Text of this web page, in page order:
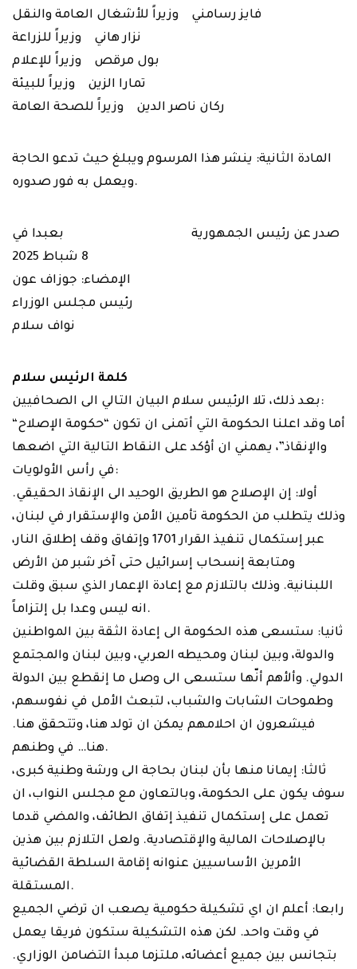
فايز رسامني وزيراً للأشغال العامة والنقل
نزار هاني وزيراً للزراعة
بول مرقص وزيراً للإعلام
تمارا الزين وزيراً للبيئة
ركان ناصر الدين وزيراً للصحة العامة
المادة الثانية: ينشر هذا المرسوم ويبلغ حيث تدعو الحاجة
ويعمل به فور صدوره.
صدر عن رئيس الجمهورية بعبدا في
8 شباط 2025
الإمضاء: جوزاف عون
رئيس مجلس الوزراء
نواف سلام
كلمة الرئيس سلام
بعد ذلك، تلا الرئيس سلام البيان التالي الى الصحافيين:
“أما وقد اعلنا الحكومة التي أتمنى ان تكون “حكومة الإصلاح
والإنقاذ”، يهمني ان أؤكد على النقاط التالية التي اضعها
في رأس الأولويات:
أولا: إن الإصلاح هو الطريق الوحيد الى الإنقاذ الحقيقي.
وذلك يتطلب من الحكومة تأمين الأمن والإستقرار في لبنان،
عبر إستكمال تنفيذ القرار 1701 وإتفاق وقف إطلاق النار،
ومتابعة إنسحاب إسرائيل حتى آخر شبر من الأرض
اللبنانية. وذلك بالتلازم مع إعادة الإعمار الذي سبق وقلت
انه ليس وعدا بل إلتزاماً.
ثانيا: ستسعى هذه الحكومة الى إعادة الثقة بين المواطنين
والدولة، وبين لبنان ومحيطه العربي، وبين لبنان والمجتمع
الدولي. وألأهم أنّها ستسعى الى وصل ما إنقطع بين الدولة
وطموحات الشابات والشباب، لتبعث الأمل في نفوسهم،
فيشعرون ان احلامهم يمكن ان تولد هنا، وتتحقق هنا.
هنا… في وطنهم.
ثالثا: إيمانا منها بأن لبنان بحاجة الى ورشة وطنية كبرى،
سوف يكون على الحكومة، وبالتعاون مع مجلس النواب، ان
تعمل على إستكمال تنفيذ إتفاق الطائف، والمضي قدما
بالإصلاحات المالية والإقتصادية. ولعل التلازم بين هذين
الأمرين الأساسيين عنوانه إقامة السلطة القضائية
المستقلة.
رابعا: أعلم ان اي تشكيلة حكومية يصعب ان ترضي الجميع
في وقت واحد. لكن هذه التشكيلة ستكون فريقا يعمل
بتجانس بين جميع أعضائه، ملتزما مبدأ التضامن الوزاري.